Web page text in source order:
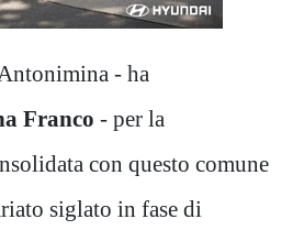
- ha
Franco - per la
con questo comune
siglato in fase di